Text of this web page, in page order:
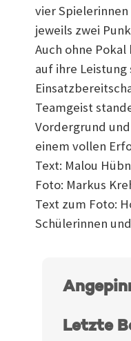
vier
jeweils zwei
Auch ohne
auf ihre Leistung
Teamgeist
Vordergrund
einem vollen
Text: Malou
Foto: Markus
Text zum Foto:
Schülerinnen
Letzte